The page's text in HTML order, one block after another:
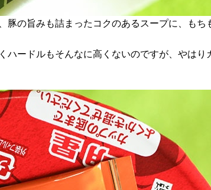
の旨みも詰まったコクのあるスープに、も
ードルもそんなに高くないのですが、やは